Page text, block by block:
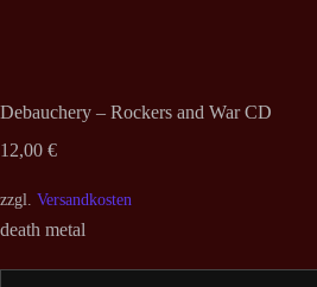
Debauchery – Rockers and War CD
12,00 €
zzgl. Versandkosten
death metal